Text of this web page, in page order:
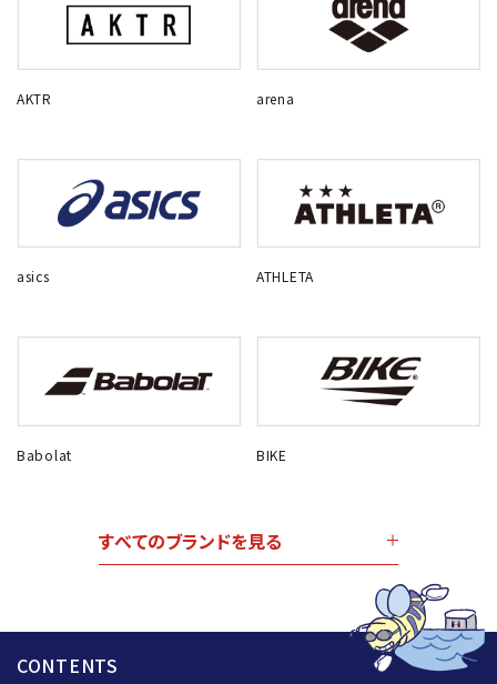
AKTR arena
asics ATHLETA
Babolat BIKE
すべてのブランドを見る
CONTENTS